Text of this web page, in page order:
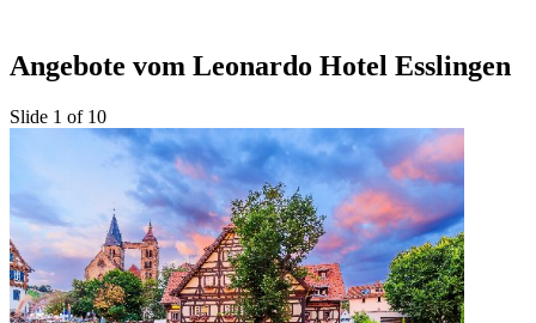
Angebote vom Leonardo Hotel Esslingen
Slide 1 of 10